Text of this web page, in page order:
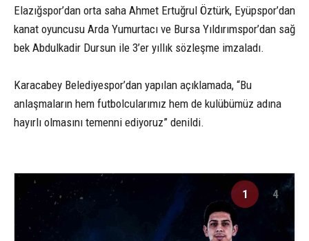
Elazığspor’dan orta saha Ahmet Ertuğrul Öztürk, Eyüpspor’dan
kanat oyuncusu Arda Yumurtacı ve Bursa Yıldırımspor’dan sağ
bek Abdulkadir Dursun ile 3’er yıllık sözleşme imzaladı.
Karacabey Belediyespor’dan yapılan açıklamada, “Bu
anlaşmaların hem futbolcularımız hem de kulübümüz adına
hayırlı olmasını temenni ediyoruz” denildi.
1 4